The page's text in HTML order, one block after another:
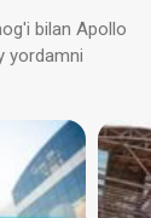
bilan Apollo
yordamni